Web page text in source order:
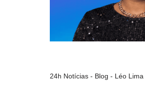
24h Notícias - Blog - Léo